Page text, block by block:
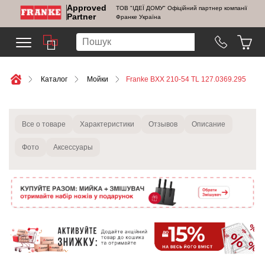
Approved
Partner
ТОВ "ІДЕЇ ДОМУ" Офіційний партнер компанії
Франке Україна
Каталог Мойки Franke BXX 210-54 TL 127.0369.295
Все о товаре Характеристики Отзывов Описание
Фото Аксессуары